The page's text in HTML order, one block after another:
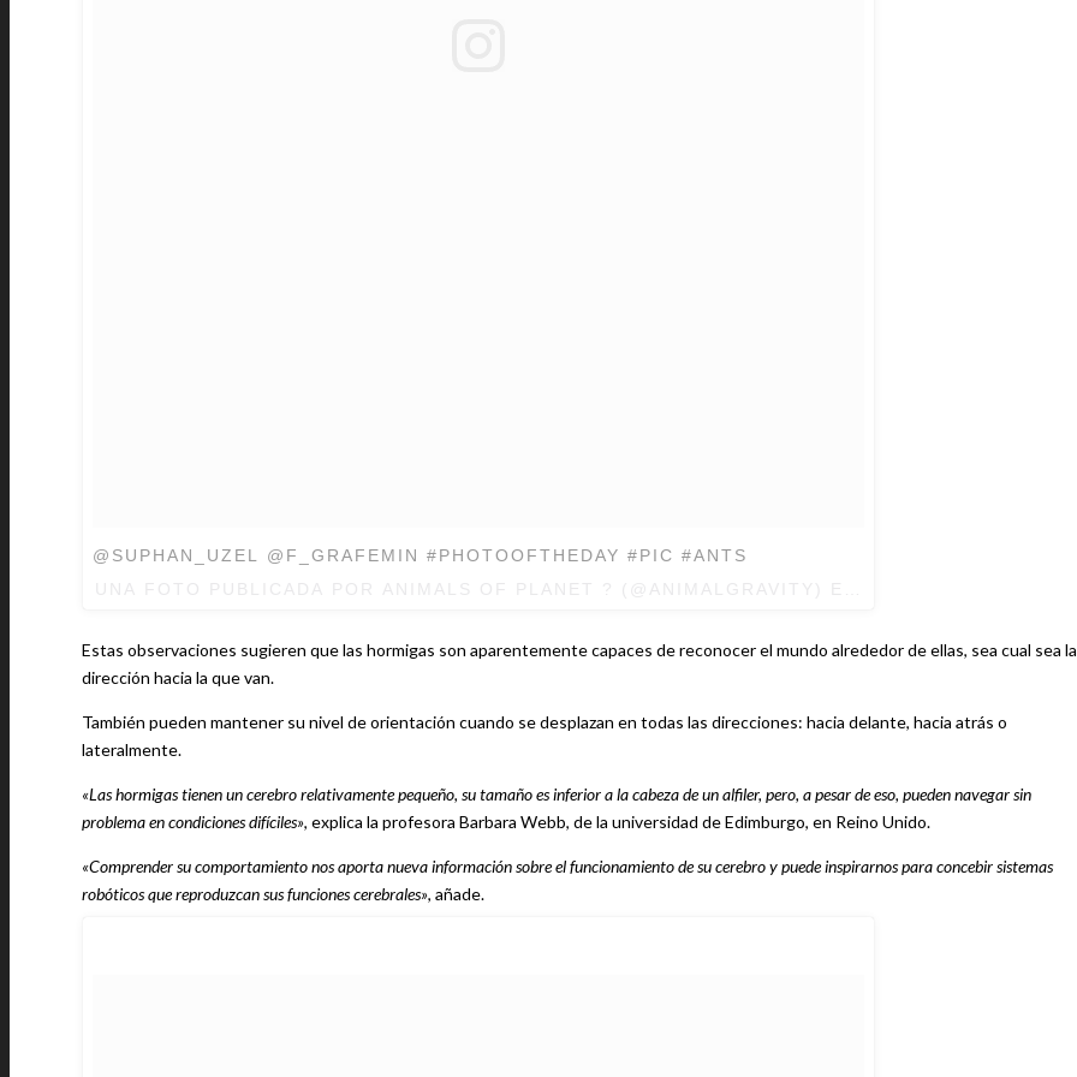
@SUPHAN_UZEL @F_GRAFEMIN #PHOTOOFTHEDAY #PIC #ANTS
Estas observaciones sugieren que las hormigas son aparentemente capaces de reconocer el mundo alrededor de ellas, sea cual sea la
dirección hacia la que van.
También pueden mantener su nivel de orientación cuando se desplazan en todas las direcciones: hacia delante, hacia atrás o
lateralmente.
«Las hormigas tienen un cerebro relativamente pequeño, su tamaño es inferior a la cabeza de un alfiler, pero, a pesar de eso, pueden navegar sin
problema en condiciones difíciles», explica la profesora Barbara Webb, de la universidad de Edimburgo, en Reino Unido.
«Comprender su comportamiento nos aporta nueva información sobre el funcionamiento de su cerebro y puede inspirarnos para concebir sistemas
robóticos que reproduzcan sus funciones cerebrales», añade.